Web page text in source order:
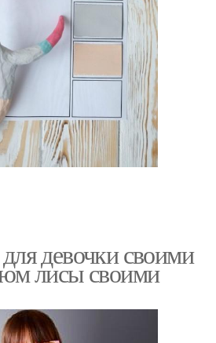
девочки своими
лисы своими